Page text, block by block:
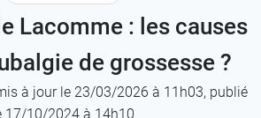
Lacomme : les causes
de grossesse ?
à jour le 23/03/2026 à 11h03, publié
17/10/2024 à 14h10